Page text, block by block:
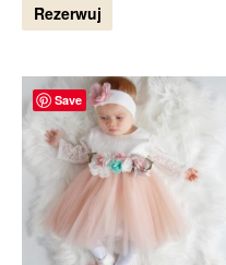
Rezerwuj
Save